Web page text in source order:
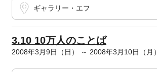
ギャラリー・エフ
3.10 10万人のことば
2008年3月9日（日） ～ 2008年3月10日（月）